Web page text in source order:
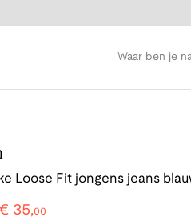
Loose Fit jongens jeans
€ 35,00